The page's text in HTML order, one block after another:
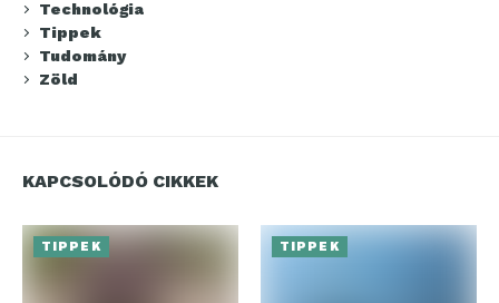
Technológia
Tippek
Tudomány
Zöld
KAPCSOLÓDÓ CIKKEK
TIPPEK TIPPEK